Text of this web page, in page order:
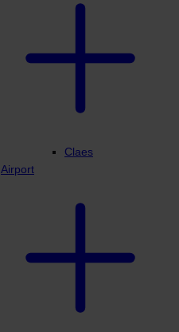
Claes
Airport